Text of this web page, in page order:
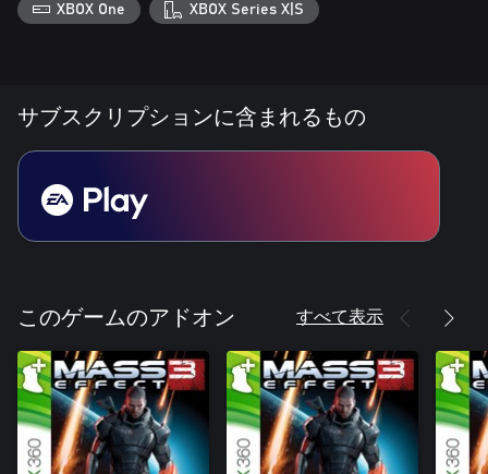
XBOX One XBOX Series X|S
サブスクリプションに含まれるもの
このゲームのアドオン すべて表示